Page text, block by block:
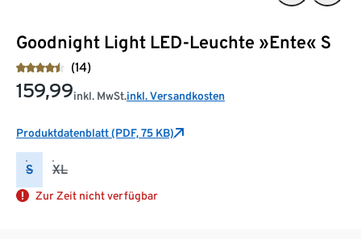
Goodnight Light LED-Leuchte »Ente« S
(14)
159,99inkl. MwSt.inkl. Versandkosten
Produktdatenblatt (PDF, 75 KB)
S XL
Zur Zeit nicht verfügbar